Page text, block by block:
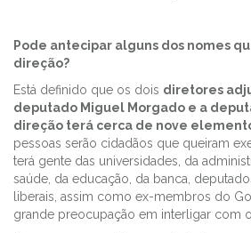
Pode antecipar alguns dos nomes
direção?
Está definido que os dois diretores
deputado Miguel Morgado e a
direção terá cerca de nove
pessoas serão cidadãos que queiram
terá gente das universidades, da
saúde, da educação, da banca,
liberais, assim como ex-membros do
grande preocupação em interligar com